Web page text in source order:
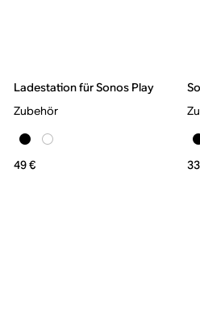
Ladestation für Sonos Play
Zubehör
49 €